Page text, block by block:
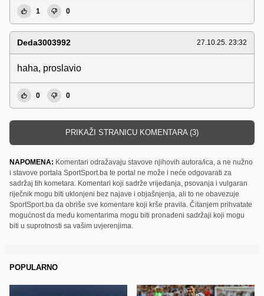
1 0
Deda3003992 27.10.25. 23:32
haha, proslavio
0 0
PRIKAŽI STRANICU KOMENTARA (3)
NAPOMENA: Komentari odražavaju stavove njihovih autora/ica, a ne nužno
i stavove portala SportSport.ba te portal ne može i neće odgovarati za
sadržaj tih kometara. Komentari koji sadrže vrijeđanja, psovanja i vulgaran
riječnik mogu biti uklonjeni bez najave i objašnjenja, ali to ne obavezuje
SportSport.ba da obriše sve komentare koji krše pravila. Čitanjem prihvatate
mogućnost da među komentarima mogu biti pronađeni sadržaji koji mogu
biti u suprotnosti sa vašim uvjerenjima.
POPULARNO